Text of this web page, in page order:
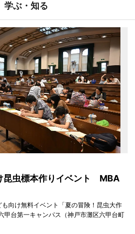
学ぶ・知る
昆虫標本作りイベント MBA
向け無料イベント「夏の冒険！昆虫大作
甲台第一キャンパス（神戸市灘区六甲台町